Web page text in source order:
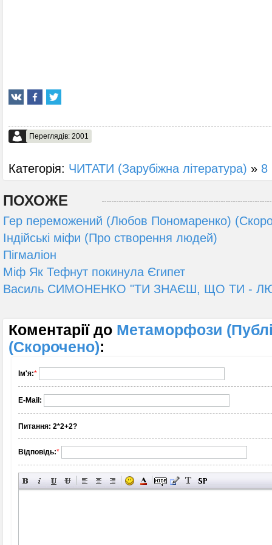
Переглядів: 2001
Категорія: ЧИТАТИ (Зарубіжна література) » 8
ПОХОЖЕ
Гер переможений (Любов Пономаренко)
Індійські міфи (Про створення людей)
Пігмаліон
Міф Як Тефнут покинула Єгипет
Василь СИМОНЕНКО "ТИ ЗНАЄШ, ЩО ТИ -
Коментарії до Метаморфози
(Скорочено):
Ім'я:*
E-Mail:
Питання: 2*2+2?
Відповідь:*